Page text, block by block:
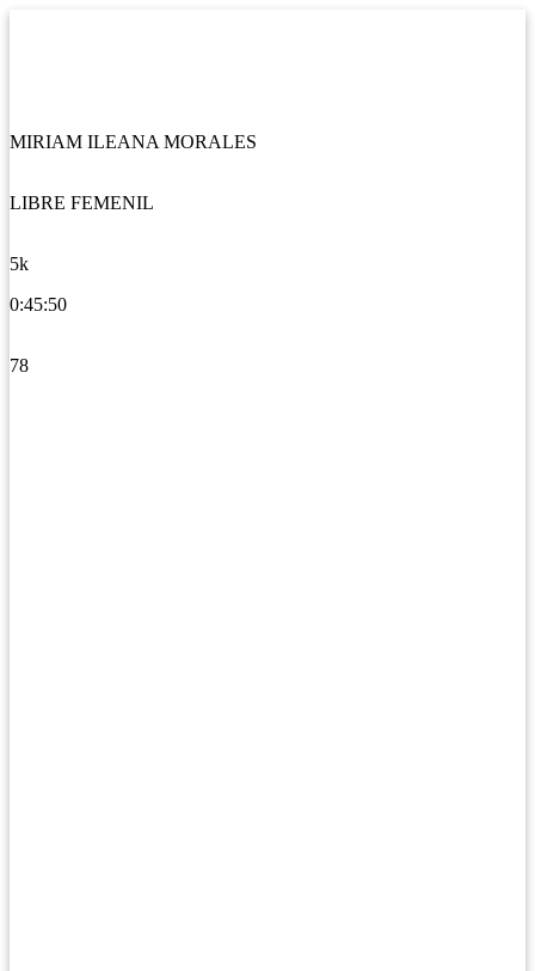
MIRIAM ILEANA MORALES
LIBRE FEMENIL
5k
0:45:50
78